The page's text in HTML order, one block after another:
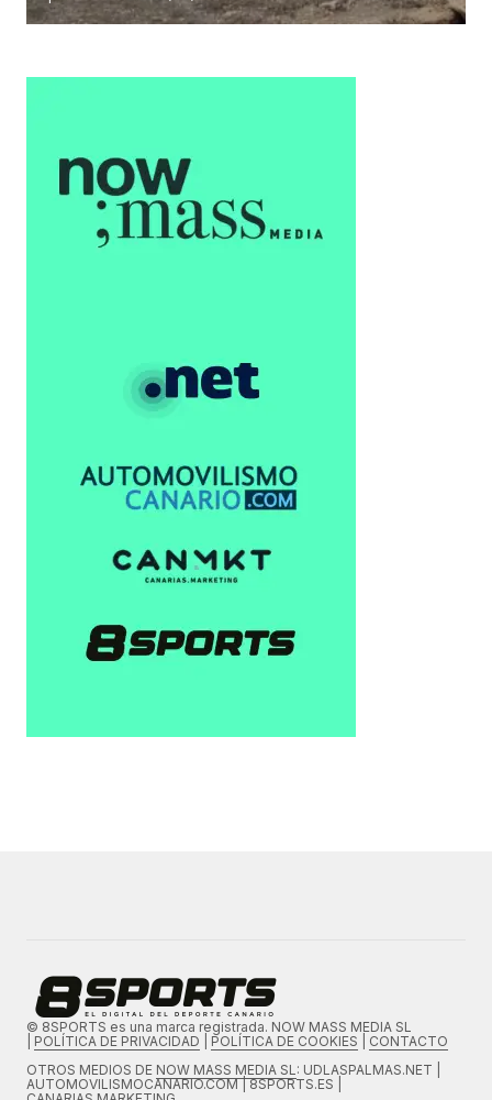
© 8SPORTS es una marca registrada. NOW MASS MEDIA SL
POLÍTICA DE PRIVACIDAD POLÍTICA DE COOKIES
CONTACTO
OTROS MEDIOS DE NOW MASS MEDIA SL: UDLASPALMAS.NET |
AUTOMOVILISMOCANARIO.COM | 8SPORTS.ES |